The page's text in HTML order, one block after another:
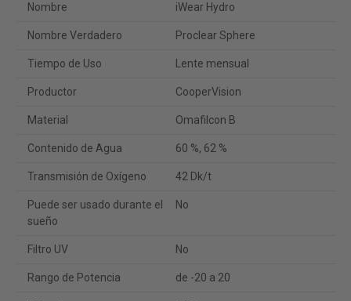
Nombre iWear Hydro
Nombre Verdadero Proclear Sphere
Tiempo de Uso Lente mensual
Productor CooperVision
Material Omafilcon B
Contenido de Agua 60 %, 62 %
Transmisión de Oxígeno 42 Dk/t
Puede ser usado durante el
sueño
No
Filtro UV No
Rango de Potencia de -20 a 20